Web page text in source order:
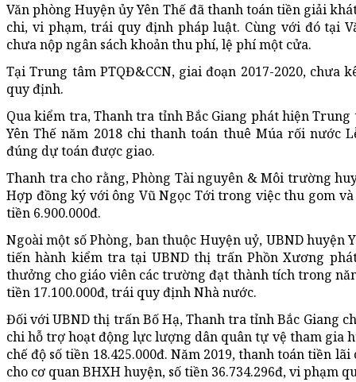
Văn phòng Huyện ủy Yên Thế đã thanh toán tiền giải
chi, vi phạm, trái quy định pháp luật. Cùng với đó tại
chưa nộp ngân sách khoản thu phí, lệ phí một cửa.
Tại Trung tâm PTQĐ&CCN, giai đoạn 2017-2020, chưa
quy định.
Qua kiểm tra, Thanh tra tỉnh Bắc Giang phát hiện
Yên Thế năm 2018 chi thanh toán thuê Múa rối nước
đúng dự toán được giao.
Thanh tra cho rằng, Phòng Tài nguyên & Môi trường
Hợp đồng ký với ông Vũ Ngọc Tới trong việc thu gom
tiền 6.900.000đ.
Ngoài một số Phòng, ban thuộc Huyện uỷ, UBND huyện
tiến hành kiểm tra tại UBND thị trấn Phồn Xương
thưởng cho giáo viên các trường đạt thành tích trong
tiền 17.100.000đ, trái quy định Nhà nước.
Đối với UBND thị trấn Bố Hạ, Thanh tra tỉnh Bắc Giang
chi hỗ trợ hoạt động lực lượng dân quân tự vệ tham gia
chế độ số tiền 18.425.000đ. Năm 2019, thanh toán tiền
cho cơ quan BHXH huyện, số tiền 36.734.296đ, vi phạm